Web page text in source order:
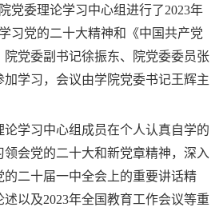
党委理论学习中心组进行了2023年
习党的二十大精神和《中国共产党
党委副书记徐振东、院党委委员张
加学习，会议由学院党委书记王辉主
论学习中心组成员在个人认真自学的
会党的二十大和新党章精神，深入
的二十届一中全会上的重要讲话精
述以及2023年全国教育工作会议等重